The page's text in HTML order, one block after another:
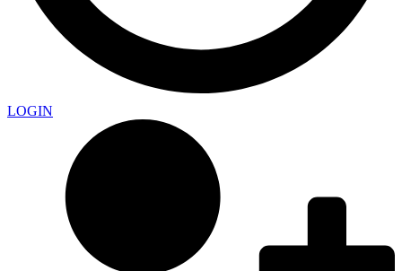
LOGIN